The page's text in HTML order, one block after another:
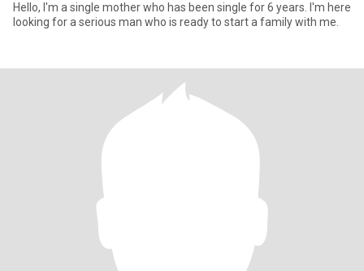
Hello, I'm a single mother who has been single for 6 years. I'm here
looking for a serious man who is ready to start a family with me.